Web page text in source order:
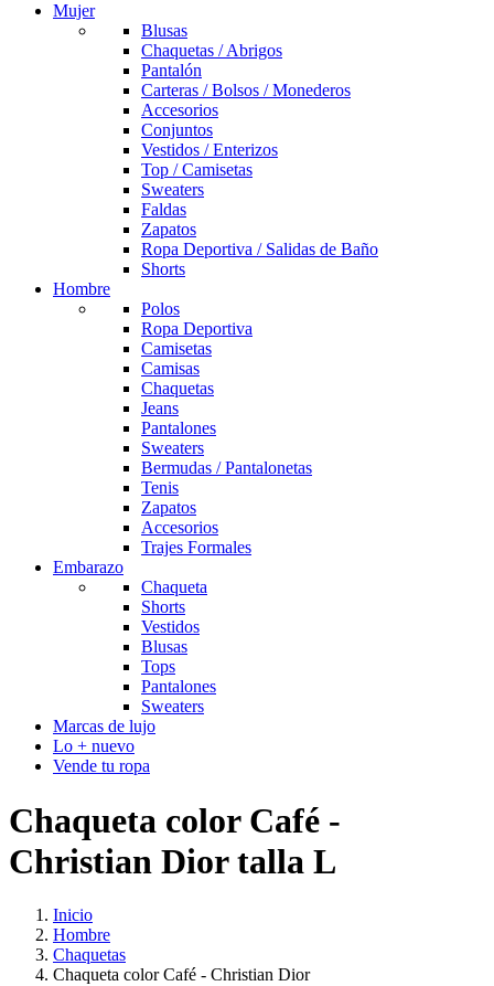
Mujer
Blusas
Chaquetas / Abrigos
Pantalón
Carteras / Bolsos / Monederos
Accesorios
Conjuntos
Vestidos / Enterizos
Top / Camisetas
Sweaters
Faldas
Zapatos
Ropa Deportiva / Salidas de Baño
Shorts
Hombre
Polos
Ropa Deportiva
Camisetas
Camisas
Chaquetas
Jeans
Pantalones
Sweaters
Bermudas / Pantalonetas
Tenis
Zapatos
Accesorios
Trajes Formales
Embarazo
Chaqueta
Shorts
Vestidos
Blusas
Tops
Pantalones
Sweaters
Marcas de lujo
Lo + nuevo
Vende tu ropa
Chaqueta color Café -
Christian Dior talla L
Inicio
Hombre
Chaquetas
Chaqueta color Café - Christian Dior